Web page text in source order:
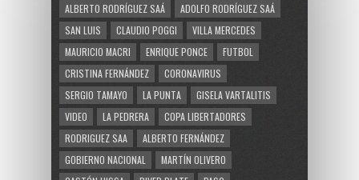
ALBERTO RODRÍGUEZ SAÁ
ADOLFO RODRÍGUEZ SAÁ
SAN LUIS
CLAUDIO POGGI
VILLA MERCEDES
MAURICIO MACRI
ENRIQUE PONCE
FUTBOL
CRISTINA FERNÁNDEZ
CORONAVIRUS
SERGIO TAMAYO
LA PUNTA
GISELA VARTALITIS
VIDEO
LA PEDRERA
COPA LIBERTADORES
RODRIGUEZ SAA
ALBERTO FERNÁNDEZ
GOBIERNO NACIONAL
MARTÍN OLIVERO